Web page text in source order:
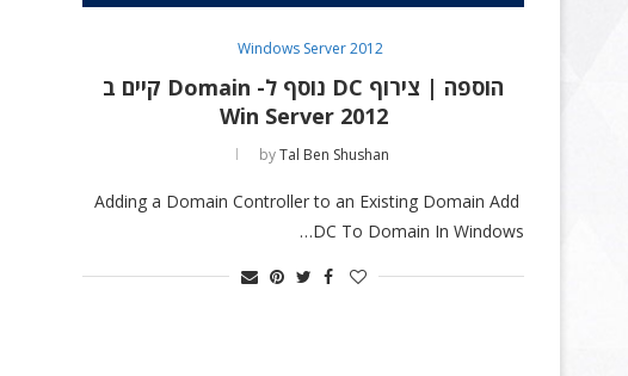
Windows Server 2012
הוספה | צירוף DC נוסף ל- Domain קיים ב
Win Server 2012
byTal Ben Shushan
Adding a Domain Controller to an Existing Domain Add
DC To Domain In Windows…